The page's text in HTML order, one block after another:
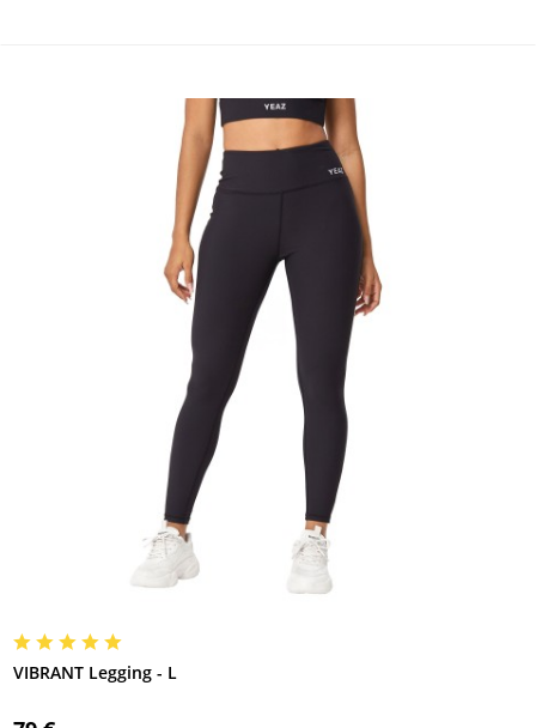
VIBRANT Legging - L